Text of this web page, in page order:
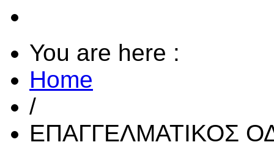
You are here :
Home
/
ΕΠΑΓΓΕΛΜΑΤΙΚΟΣ